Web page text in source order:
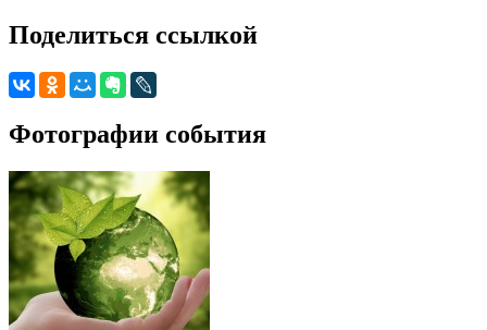
Поделиться ссылкой
Фотографии события